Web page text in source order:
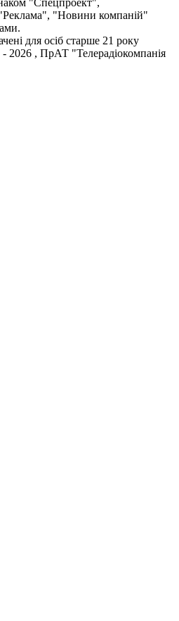
"Спецпроект",
"Новини компаній"
для осіб старше 21 року
- 2026 , ПрАТ "Телерадіокомпанія